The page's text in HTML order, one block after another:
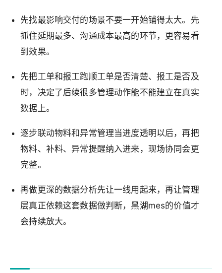
先找最影响交付的场景不要一开始铺得太大。先
抓住延期最多、沟通成本最高的环节，更容易看
到效果。
先把工单和报工跑顺工单是否清楚、报工是否及
时，决定了后续很多管理动作能不能建立在真实
数据上。
逐步联动物料和异常管理当进度透明以后，再把
物料、补料、异常提醒纳入进来，现场协同会更
完整。
再做更深的数据分析先让一线用起来，再让管理
层真正依赖这套数据做判断，黑湖mes的价值才
会持续放大。